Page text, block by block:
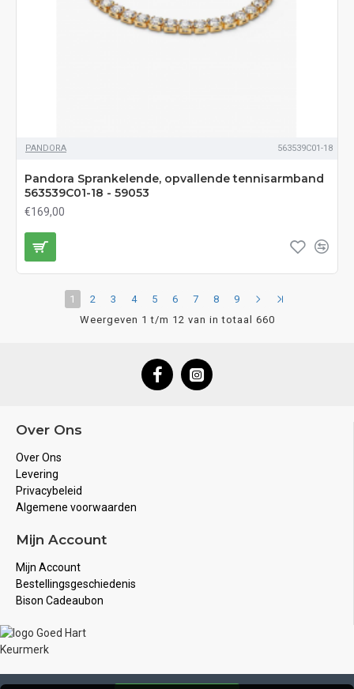
PANDORA 563539C01-18
Pandora Sprankelende, opvallende tennisarmband
563539C01-18 - 59053
€169,00
1 2 3 4 5 6 7 8
9
Weergeven 1 t/m 12 van in totaal 660
Over Ons
Over Ons
Levering
Privacybeleid
Algemene voorwaarden
Mijn Account
Mijn Account
Bestellingsgeschiedenis
Bison Cadeaubon